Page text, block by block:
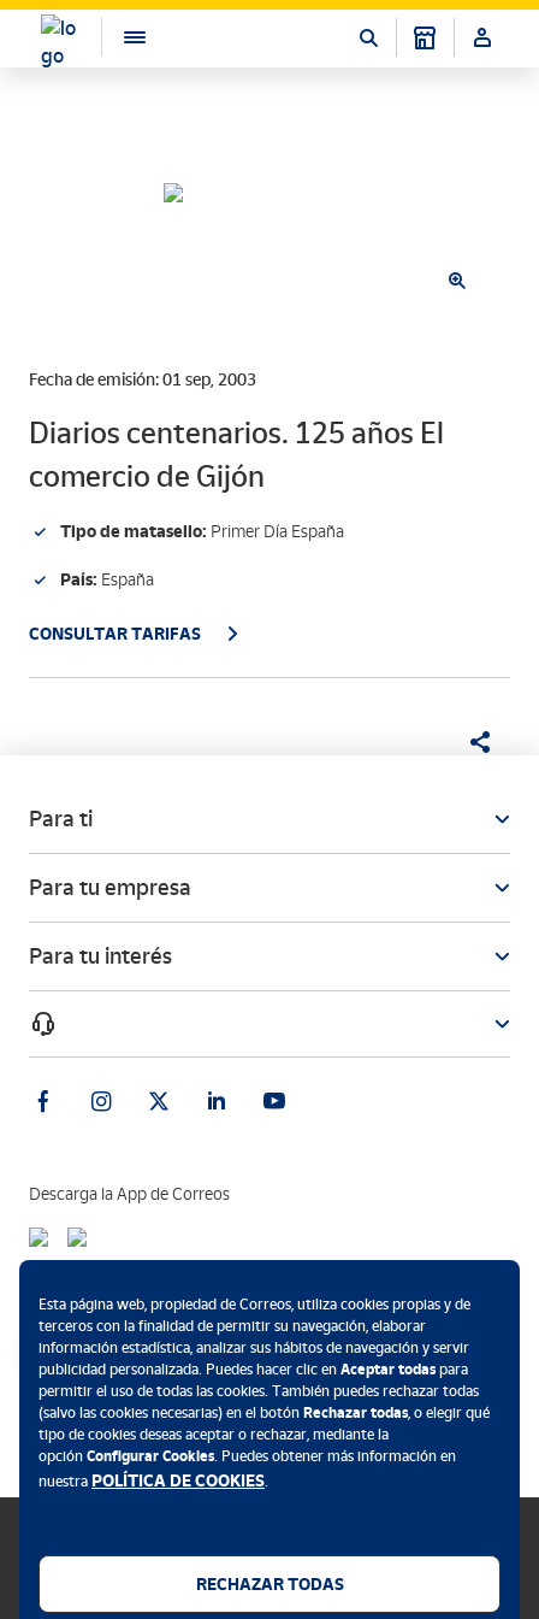
Fecha de emisión: 01 sep, 2003
Diarios centenarios. 125 años El
comercio de Gijón
Tipo de matasello: Primer Día España
País: España
CONSULTAR TARIFAS
Para ti
Para tu empresa
Para tu interés
Descarga la App de Correos
Política de cookies
Esta página web, propiedad de Correos, utiliza cookies propias y de
terceros con la finalidad de permitir su navegación, elaborar
información estadística, analizar sus hábitos de navegación y servir
publicidad personalizada. Puedes hacer clic en Aceptar todaspara
permitir el uso de todas las cookies. También puedes rechazar todas
(salvo las cookies necesarias) en el botón Rechazar todas, o elegir qué
tipo de cookies deseas aceptar o rechazar, mediante la
opción Configurar Cookies. Puedes obtener más información en
nuestra POLÍTICA DE COOKIES.
RECHAZAR TODAS